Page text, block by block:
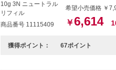
商品番号 11115409
希望小売価格 ￥
￥6,614
獲得ポイント： 67ポイント